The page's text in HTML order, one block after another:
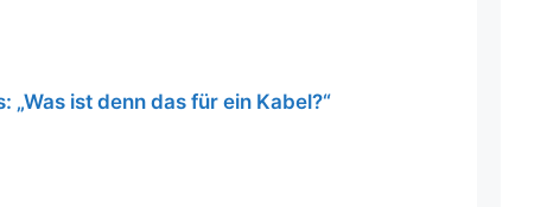
ist denn das für ein Kabel?“